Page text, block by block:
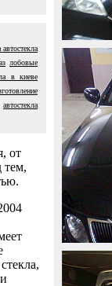
автостекла
лобовые
в киеве
автостекла
от
тем,